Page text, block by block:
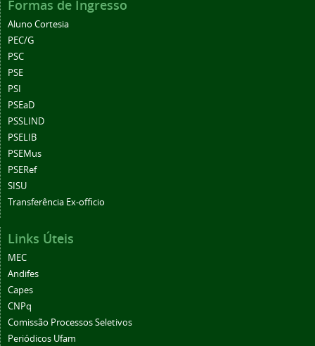
Formas de Ingresso
Aluno Cortesia
PEC/G
PSC
PSE
PSI
PSEaD
PSSLIND
PSELIB
PSEMus
PSERef
SISU
Transferência Ex-officio
Links Úteis
MEC
Andifes
Capes
CNPq
Comissão Processos Seletivos
Periódicos Ufam